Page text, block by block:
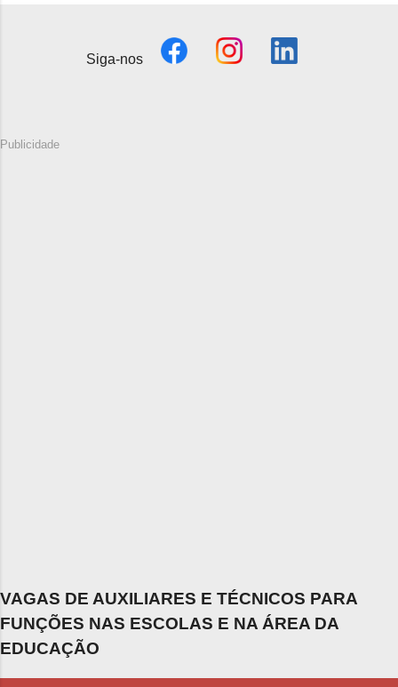
Siga-nos
Publicidade
VAGAS DE AUXILIARES E TÉCNICOS PARA
FUNÇÕES NAS ESCOLAS E NA ÁREA DA
EDUCAÇÃO